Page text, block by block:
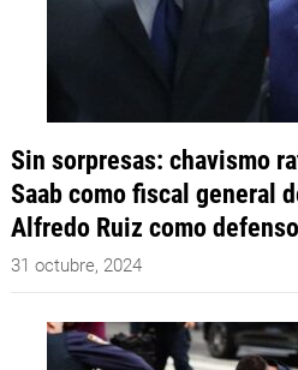
Sin sorpresas: chavismo
Saab como fiscal general
Alfredo Ruiz como
31 octubre, 2024